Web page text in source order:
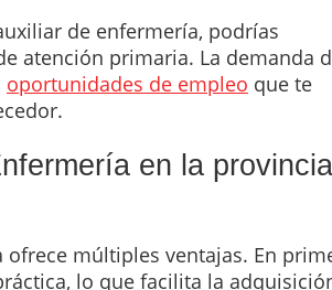
de enfermería, podrías
atención primaria. La demanda
oportunidades de empleo que te
en la provincia
múltiples ventajas. En
lo que facilita la